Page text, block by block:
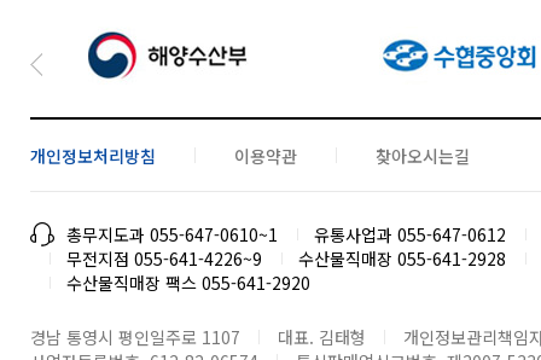
개인정보처리방침 이용약관 찾아오시는길
총무지도과 055-647-0610~1
유통사업과 055-647-0612
무전지점 055-641-4226~9
수산물직매장 055-641-2928
수산물직매장 팩스 055-641-2920
경남 통영시 평인일주로 1107 대표. 김태형
개인정보관리책임